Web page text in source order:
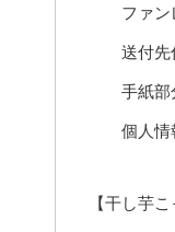
ファンレ
送付先住
手紙部分
個人情報
【干し芋こ